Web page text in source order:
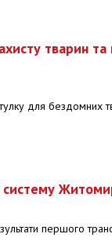
тварин
для бездомних
систему
першого